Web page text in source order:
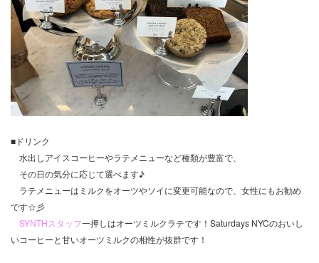
■ドリンク
水出しアイスコーヒーやラテメニューなど種類が豊富で、
その日の気分に応じて選べます♪
ラテメニューはミルクをオーツやソイに変更可能なので、女性にもお勧め
です☆彡
SYNTHスタッフ一押しはオーツミルクラテです！Saturdays NYCのおいし
いコーヒーと甘いオーツミルクの相性が抜群です！